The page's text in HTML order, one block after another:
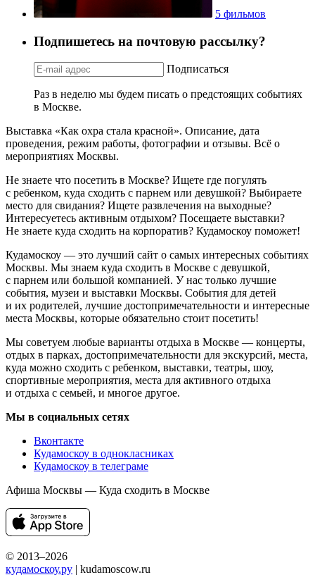
5 фильмов
Подпишетесь на почтовую рассылку?
Подписаться
Раз в неделю мы будем писать о предстоящих событиях
в Москве.
Выставка «Как охра стала красной». Описание, дата
проведения, режим работы, фотографии и отзывы. Всё о
мероприятиях Москвы.
Не знаете что посетить в Москве? Ищете где погулять
с ребенком, куда сходить с парнем или девушкой? Выбираете
место для свидания? Ищете развлечения на выходные?
Интересуетесь активным отдыхом? Посещаете выставки?
Не знаете куда сходить на корпоратив? Кудамоскоу поможет!
Кудамоскоу — это лучший сайт о самых интересных событиях
Москвы. Мы знаем куда сходить в Москве с девушкой,
с парнем или большой компанией. У нас только лучшие
события, музеи и выставки Москвы. События для детей
и их родителей, лучшие достопримечательности и интересные
места Москвы, которые обязательно стоит посетить!
Мы советуем любые варианты отдыха в Москве — концерты,
отдых в парках, достопримечательности для экскурсий, места,
куда можно сходить с ребенком, выставки, театры, шоу,
спортивные мероприятия, места для активного отдыха
и отдыха с семьей, и многое другое.
Мы в социальных сетях
Вконтакте
Кудамоскоу в однокласниках
Кудамоскоу в телеграме
Афиша Москвы — Куда сходить в Москве
© 2013–2026
кудамоскоу.ру | kudamoscow.ru